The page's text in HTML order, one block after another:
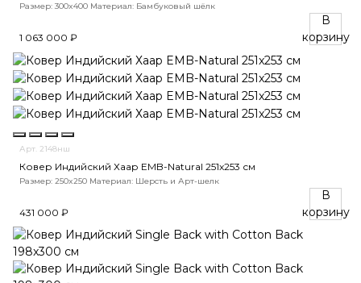
Размер: 300x400 Материал: Бамбуковый шёлк
1 063 000 ₽
В
корзину
Арт. 2148нш
Ковер Индийский Хаар EMB-Natural 251x253 см
Размер: 250x250 Материал: Шерсть и Арт-шелк
431 000 ₽
В
корзину